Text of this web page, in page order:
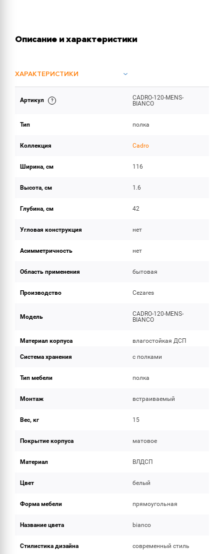
Описание и характеристики
ХАРАКТЕРИСТИКИ
ОБЪЕМ ПОСТАВКИ
Артикул
CADRO-120-MENS-
BIANCO
Тип полка
Коллекция Cadro
Ширина, см 116
Высота, см 1.6
Глубина, см 42
Угловая конструкция нет
Асимметричность нет
Область применения бытовая
Производство Cezares
Модель
CADRO-120-MENS-
BIANCO
Материал корпуса влагостойкая ДСП
Система хранения с полками
Тип мебели полка
Монтаж встраиваемый
Вес, кг 15
Покрытие корпуса матовое
Материал ВЛДСП
Цвет белый
Форма мебели прямоугольная
Название цвета bianco
Стилистика дизайна современный стиль